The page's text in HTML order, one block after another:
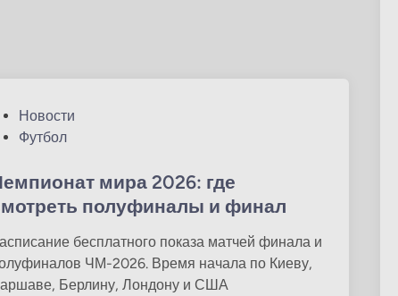
Новости
Футбол
мира 2026: где
полуфиналы и финал
бесплатного показа матчей финала и
ЧМ-2026. Время начала по Киеву,
Берлину, Лондону и США